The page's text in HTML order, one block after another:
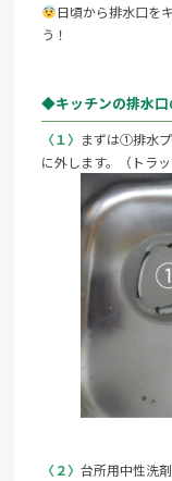
日頃から排水口を
う！
◆キッチンの排水口
〈１〉 まずは①排水
に外します。（トラ
〈２〉台所用中性洗